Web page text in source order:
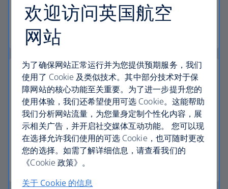
的问题。
更改和取消常见问题
管理您的预订
有关姓名变更、选座和餐食、升舱、旅行变更、行
李或协助的问题。
管理预订常见问题
欢迎访问英国航空
网站
为了确保网站正常运行并为您提供预期服务，我们
使用了 Cookie 及类似技术。其中部分技术对于保
障网站的核心功能至关重要。为了进一步提升您的
使用体验，我们还希望使用可选 Cookie。这能帮助
我们分析网站流量，为您量身定制个性化内容，展
示相关广告，并开启社交媒体互动功能。 您可以现
在选择允许我们使用的可选 Cookie，也可随时更改
您的选择。如需了解详细信息，请查看我们的
《Cookie 政策》。
关于 Cookie 的信息